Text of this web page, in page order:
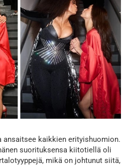
ansaitsee kaikkien erityishuomion.
suorituksensa kiitotiellä oli
mikä on johtunut siitä,